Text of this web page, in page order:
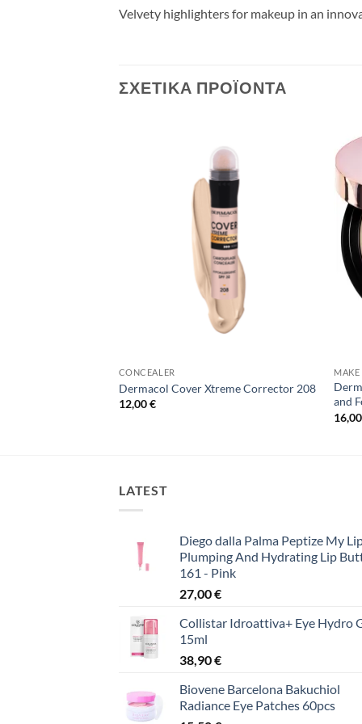
Velvety highlighters for makeup in an
ΣΧΕΤΙΚΆ ΠΡΟΪΌΝΤΑ
CONCEALER
Dermacol Cover Xtreme Corrector 208
12,00€
and
LATEST
Diego dalla Palma Peptize My
Plumping And Hydrating Lip
161 - Pink
27,00€
Collistar Idroattiva+ Eye Hydro
15ml
38,90€
Biovene Barcelona Bakuchiol
Radiance Eye Patches 60pcs